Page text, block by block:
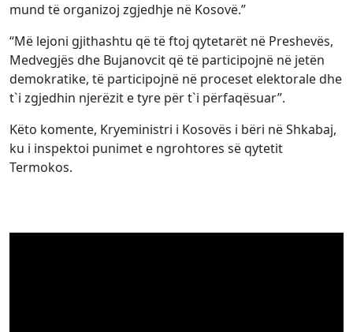
mund të organizoj zgjedhje në Kosovë.”
“Më lejoni gjithashtu që të ftoj qytetarët në Preshevës,
Medvegjës dhe Bujanovcit që të participojnë në jetën
demokratike, të participojnë në proceset elektorale dhe
t`i zgjedhin njerëzit e tyre për t`i përfaqësuar”.
Këto komente, Kryeministri i Kosovës i bëri në Shkabaj,
ku i inspektoi punimet e ngrohtores së qytetit
Termokos.